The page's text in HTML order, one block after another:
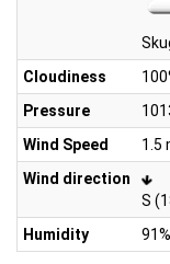
Cloudiness
Pressure
Wind Speed
1.5
Wind direction
S
Humidity
91%